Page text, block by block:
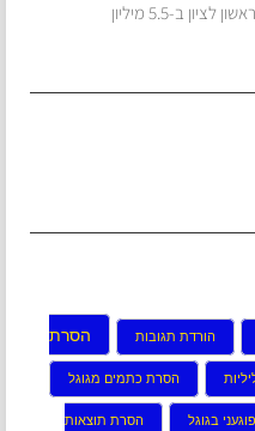
ב-5.5 מיליון
הורדת תגובות הסרת
הסרת כתמים מגוגל
בגוגל הסרת תוצאות